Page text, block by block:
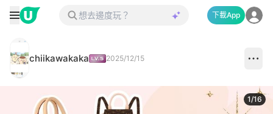
下載App
chiikawakaka 2025/12/15
1/16